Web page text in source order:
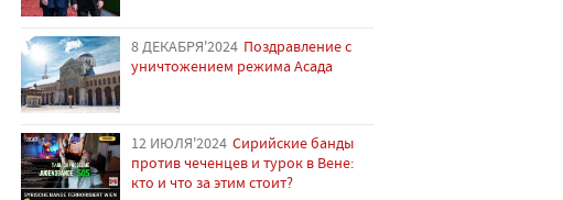
8 ДЕКАБРЯ'2024 Поздравление с
уничтожением режима Асада
12 ИЮЛЯ'2024 Сирийские банды
против чеченцев и турок в Вене:
кто и что за этим стоит?